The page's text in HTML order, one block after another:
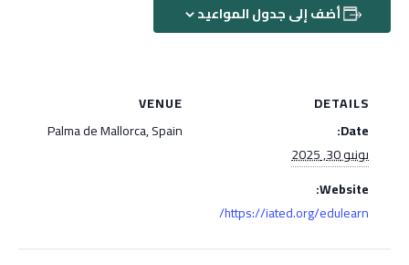
أضف إلى جدول المواعيد
DETAILS
Date:
يونيو 30, 2025
Website:
https://iated.org/edulearn/
VENUE
Palma de Mallorca, Spain